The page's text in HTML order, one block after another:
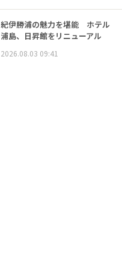
紀伊勝浦の魅力を堪能 ホテル
浦島、日昇館をリニューアル
2026.08.03 09:41